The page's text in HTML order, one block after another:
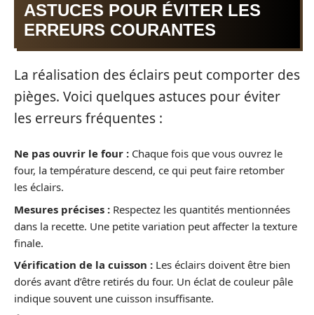
ASTUCES POUR ÉVITER LES
ERREURS COURANTES
La réalisation des éclairs peut comporter des
pièges. Voici quelques astuces pour éviter
les erreurs fréquentes :
Ne pas ouvrir le four : Chaque fois que vous ouvrez le
four, la température descend, ce qui peut faire retomber
les éclairs.
Mesures précises : Respectez les quantités mentionnées
dans la recette. Une petite variation peut affecter la texture
finale.
Vérification de la cuisson : Les éclairs doivent être bien
dorés avant d’être retirés du four. Un éclat de couleur pâle
indique souvent une cuisson insuffisante.